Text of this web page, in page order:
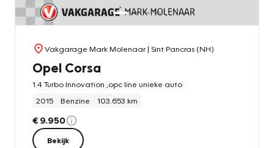
Vakgarage Mark Molenaar| Sint Pancras (NH)
Opel Corsa
1.4 Turbo Innovation ,opc line unieke auto
2015
Benzine 103.653 km
€ 9.950
Bekijk